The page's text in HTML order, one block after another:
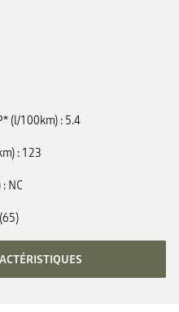
(l/100km) 5.4
123
NC